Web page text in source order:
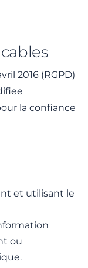
2016 (RGPD)
la confiance
et utilisant le
ou